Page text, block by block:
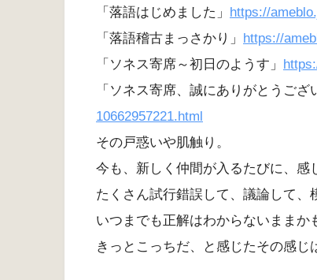
「落語はじめました」
https://
「落語稽古まっさかり」
https://
「ソネス寄席～初日のようす」
「ソネス寄席、誠にありがとうござ
10662957221.html
その戸惑いや肌触り。
今も、新しく仲間が入るたびに、感
たくさん試行錯誤して、議論して、
いつまでも正解はわからないままか
きっとこっちだ、と感じたその感じ